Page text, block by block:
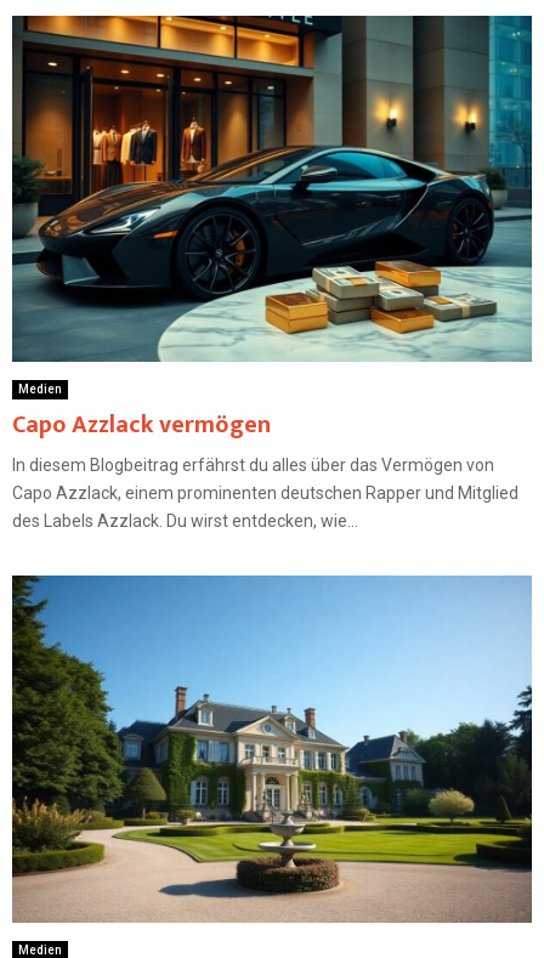
Medien
Capo Azzlack vermögen
In diesem Blogbeitrag erfährst du alles über das Vermögen von
Capo Azzlack, einem prominenten deutschen Rapper und Mitglied
des Labels Azzlack. Du wirst entdecken, wie...
Medien